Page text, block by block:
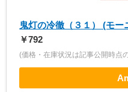
鬼灯の冷徹（３１） (モー
￥792
(価格・在庫状況は記事公開時点